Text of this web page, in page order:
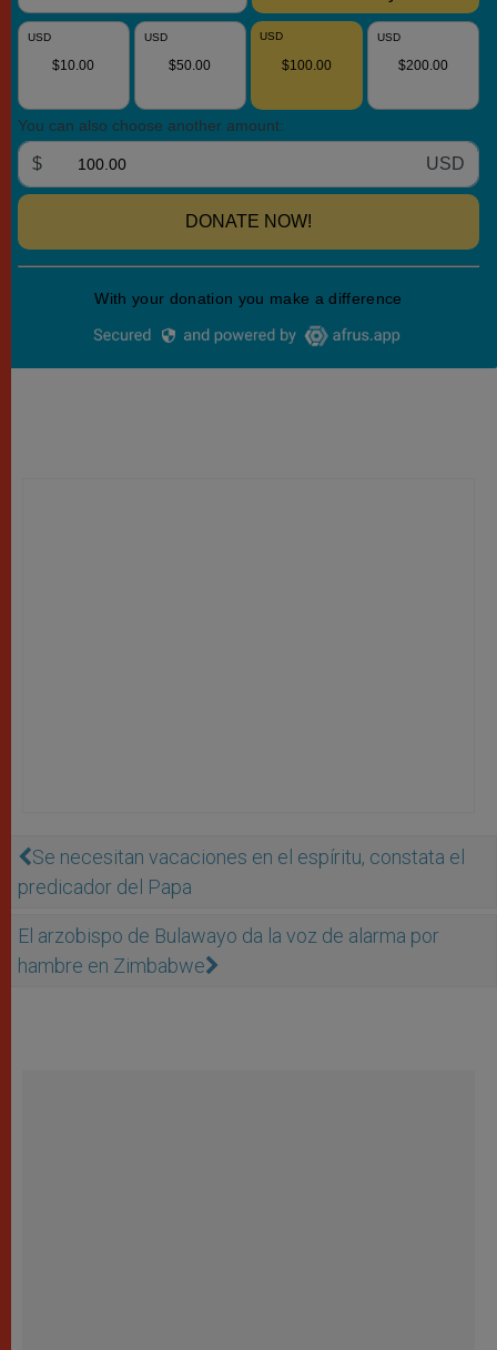
Se necesitan vacaciones en el espíritu, constata el
predicador del Papa
El arzobispo de Bulawayo da la voz de alarma por
hambre en Zimbabwe